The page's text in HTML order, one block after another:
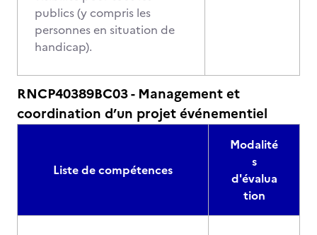
publics (y compris les
personnes en situation de
handicap).
RNCP40389BC03 - Management et
coordination d’un projet événementiel
Liste de compétences
Modalité
s
d'évalua
tion